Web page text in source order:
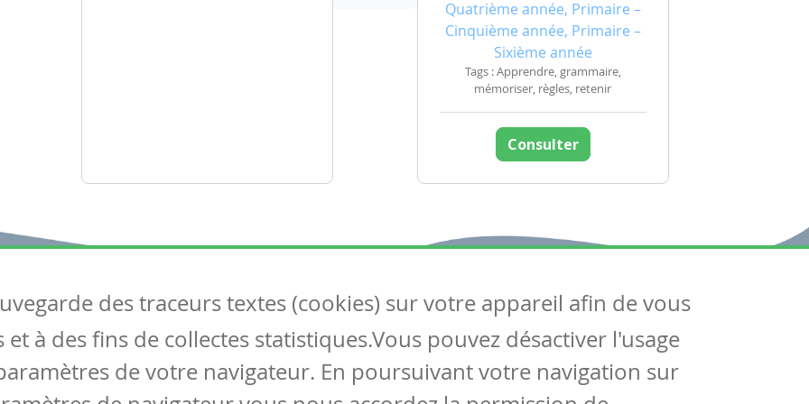
Quatrième année, Primaire –
Cinquième année, Primaire –
Sixième année
Tags : Apprendre, grammaire,
mémoriser, règles, retenir
Consulter
Articles
Tous les articles
Articles DYS
Suivez-nous
Contactez-nous
Soutien scolaire
des traceurs textes (cookies) sur votre appareil afin de vous
à des fins de collectes statistiques.Vous pouvez désactiver l'usage
de votre navigateur. En poursuivant votre navigation sur